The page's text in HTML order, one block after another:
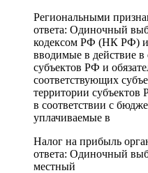
Региональными
ответа: Одиночный
кодексом РФ (НК РФ) и
вводимые в действие
субъектов РФ и
соответствующих
территории
в соответствии с
уплачиваемые в
Налог на прибыль
ответа: Одиночный
местный